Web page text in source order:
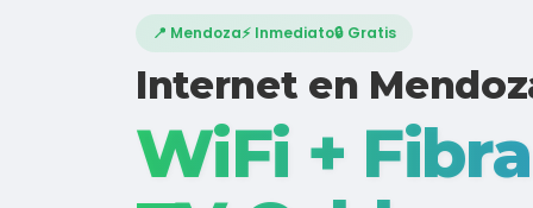
📍 Mendoza⚡ Inmediato🔒 Gratis
Internet en
WiFi +